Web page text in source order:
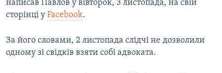
написав Павлов у вівторок, 3 листопада, на свій
сторінці у Facebook.
За його словами, 2 листопада слідчі не дозволили
одному зі свідків взяти собі адвоката.